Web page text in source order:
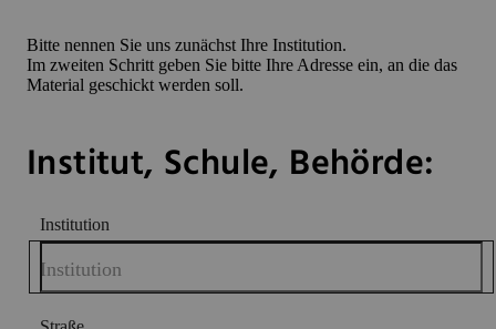
Bitte nennen Sie uns zunächst Ihre Institution.
Im zweiten Schritt geben Sie bitte Ihre Adresse ein, an die das
Material geschickt werden soll.
Institut, Schule, Behörde:
Institution
Institution